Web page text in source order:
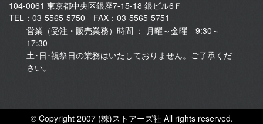
104-0061 東京都中央区銀座7-15-18 銀ビル6Ｆ
TEL：03-5565-5750 FAX：03-5565-5751
営業（受注・販売業務）時間 ： 月曜～金曜 9:30～
17:30
土･日･祝祭日の業務はいたしておりません。ご了承くだ
さい。
© Copyright 2007 (株)ストアーズ社 All rights reserved.